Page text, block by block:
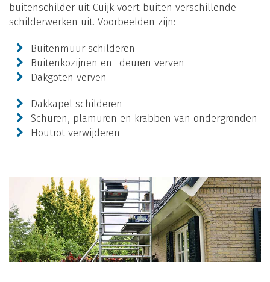
buitenschilder uit Cuijk voert buiten verschillende
schilderwerken uit. Voorbeelden zijn:
Buitenmuur schilderen
Buitenkozijnen en -deuren verven
Dakgoten verven
Dakkapel schilderen
Schuren, plamuren en krabben van ondergronden
Houtrot verwijderen